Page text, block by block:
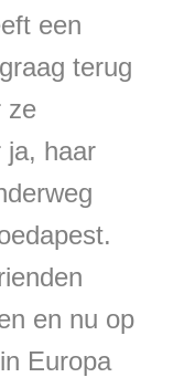
een
terug
ze
ja, haar
en nu op
Europa